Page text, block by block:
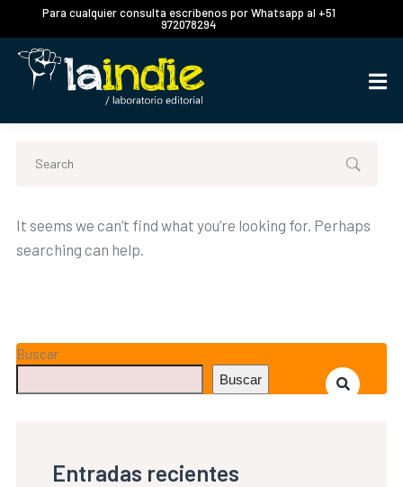
Para cualquier consulta escríbenos por Whatsapp al +51
972078294
It seems we can’t find what you’re looking for. Perhaps
searching can help.
Buscar
Buscar
Entradas recientes